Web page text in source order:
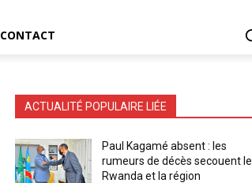
CONTACT
ACTUALITÉ POPULAIRE LIÉE
Paul Kagamé absent : les
rumeurs de décès secouent le
Rwanda et la région